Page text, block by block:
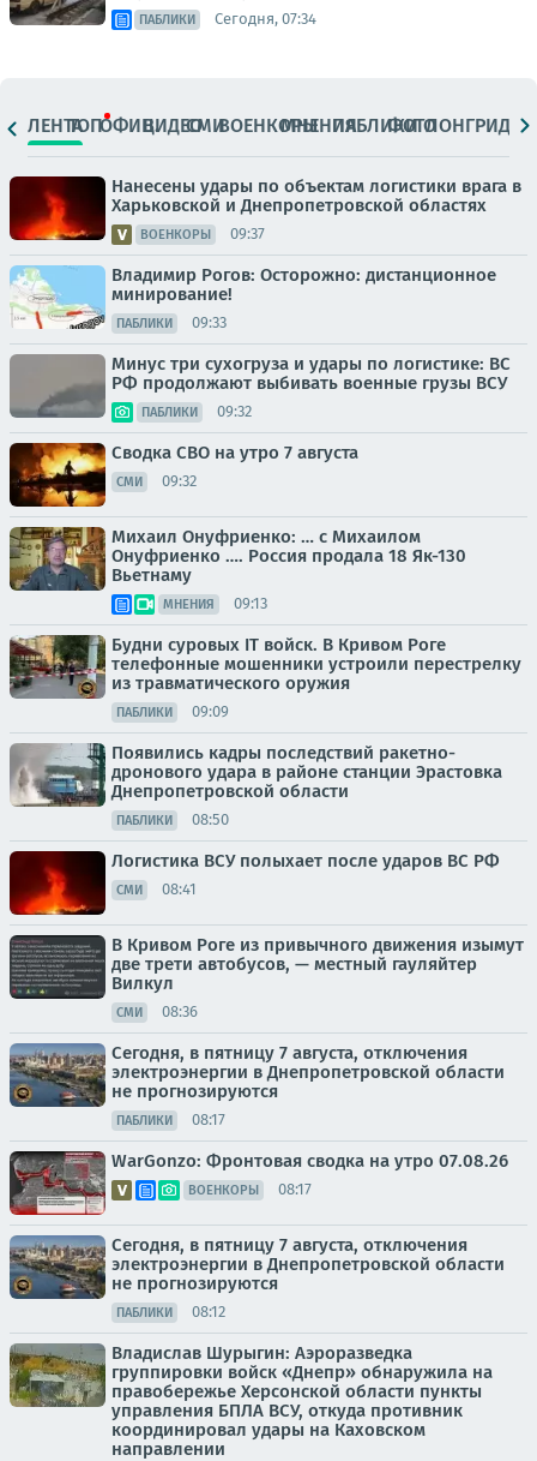
ПАБЛИКИ Сегодня, 07:34
ЛЕНТАТОПОФИЦ.ВИДЕОСМИВОЕНКОРЫМНЕНИЯПАБЛИКИ
ФОТОЛОНГРИДЫ
Нанесены удары по объектам логистики врага в
Харьковской и Днепропетровской областях
ВОЕНКОРЫ 09:37
Владимир Рогов: Осторожно: дистанционное
минирование!
ПАБЛИКИ 09:33
Минус три сухогруза и удары по логистике: ВС
РФ продолжают выбивать военные грузы ВСУ
ПАБЛИКИ 09:32
Сводка СВО на утро 7 августа
СМИ 09:32
Михаил Онуфриенко: … с Михаилом
Онуфриенко …. Россия продала 18 Як-130
Вьетнаму
МНЕНИЯ 09:13
Будни суровых IT войск. В Кривом Роге
телефонные мошенники устроили перестрелку
из травматического оружия
ПАБЛИКИ 09:09
Появились кадры последствий ракетно-
дронового удара в районе станции Эрастовка
Днепропетровской области
ПАБЛИКИ 08:50
Логистика ВСУ полыхает после ударов ВС РФ
СМИ 08:41
В Кривом Роге из привычного движения изымут
две трети автобусов, — местный гауляйтер
Вилкул
СМИ 08:36
Сегодня, в пятницу 7 августа, отключения
электроэнергии в Днепропетровской области
не прогнозируются
ПАБЛИКИ 08:17
WarGonzo: Фронтовая сводка на утро 07.08.26
ВОЕНКОРЫ 08:17
Сегодня, в пятницу 7 августа, отключения
электроэнергии в Днепропетровской области
не прогнозируются
ПАБЛИКИ 08:12
Владислав Шурыгин: Аэроразведка
группировки войск «Днепр» обнаружила на
правобережье Херсонской области пункты
управления БПЛА ВСУ, откуда противник
координировал удары на Каховском
направлении